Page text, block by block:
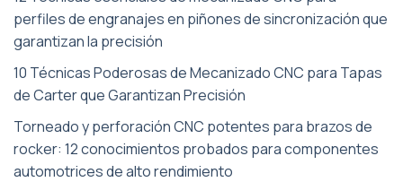
perfiles de engranajes en piñones de sincronización que
garantizan la precisión
10 Técnicas Poderosas de Mecanizado CNC para Tapas
de Carter que Garantizan Precisión
Torneado y perforación CNC potentes para brazos de
rocker: 12 conocimientos probados para componentes
automotrices de alto rendimiento